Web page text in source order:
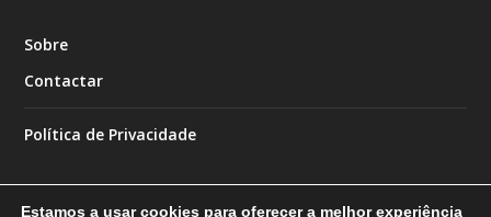
Sobre
Contactar
Política de Privacidade
Estamos a usar cookies para oferecer a melhor experiência